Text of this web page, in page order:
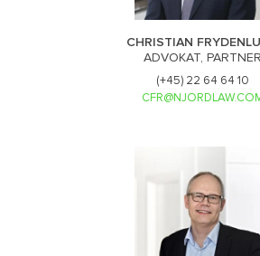
CHRISTIAN
ADVOKAT, PARTNER
(+45) 22 64 64 10